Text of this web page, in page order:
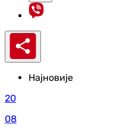
Најновије
20
08